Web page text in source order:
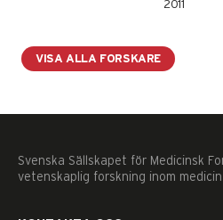
2011
VISA ALLA FORSKARE
Svenska Sällskapet för Medicinsk
vetenskaplig forskning inom